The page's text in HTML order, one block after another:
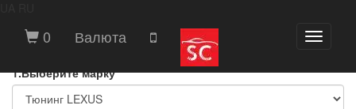
Toggle
0 Валюта
ВЫБЕРИТЕ МАРКУ И МОДЕЛЬ
АВТОМОБИЛЯ
1.Выберите марку